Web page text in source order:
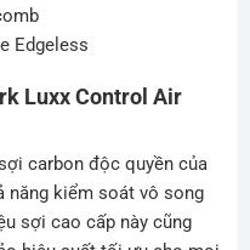
Edgeless
Luxx Control Air
carbon độc quyền của
năng kiểm soát vô song
sợi cao cấp này cũng